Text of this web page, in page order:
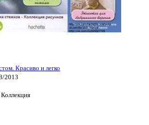
Красиво и легко
2013